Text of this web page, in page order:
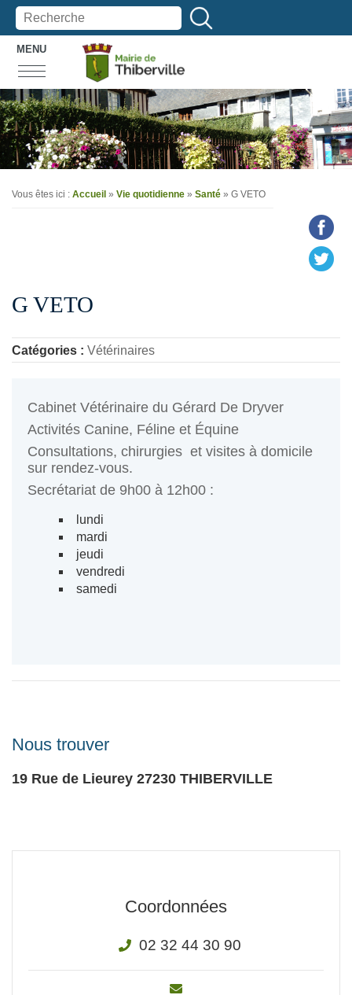
MENU
Vous êtes ici : Accueil » Vie quotidienne » Santé » G VETO
G VETO
Catégories : Vétérinaires
Cabinet Vétérinaire du Gérard De Dryver
Activités Canine, Féline et Équine
Consultations, chirurgies et visites à domicile
sur rendez-vous.
Secrétariat de 9h00 à 12h00 :
lundi
mardi
jeudi
vendredi
samedi
Nous trouver
19 Rue de Lieurey 27230 THIBERVILLE
Coordonnées
02 32 44 30 90